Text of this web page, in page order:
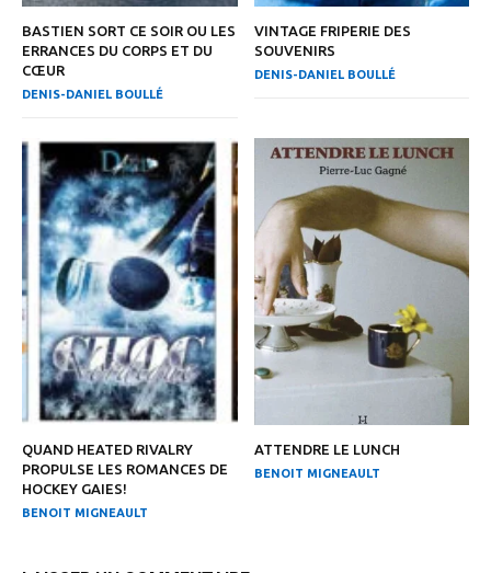
BASTIEN SORT CE SOIR OU LES
ERRANCES DU CORPS ET DU
CŒUR
DENIS-DANIEL BOULLÉ
VINTAGE FRIPERIE DES
SOUVENIRS
DENIS-DANIEL BOULLÉ
QUAND HEATED RIVALRY
PROPULSE LES ROMANCES DE
HOCKEY GAIES!
BENOIT MIGNEAULT
ATTENDRE LE LUNCH
BENOIT MIGNEAULT